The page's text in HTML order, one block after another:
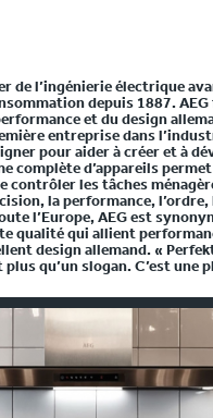
de l’ingénierie électrique
depuis 1887.
et du design
entreprise dans
pour aider à créer et à
complète d’appareils
contrôler les tâches
la performance, l’ordre,
l’Europe, AEG est
qualité qui allient
design allemand. «
qu’un slogan. C’est une